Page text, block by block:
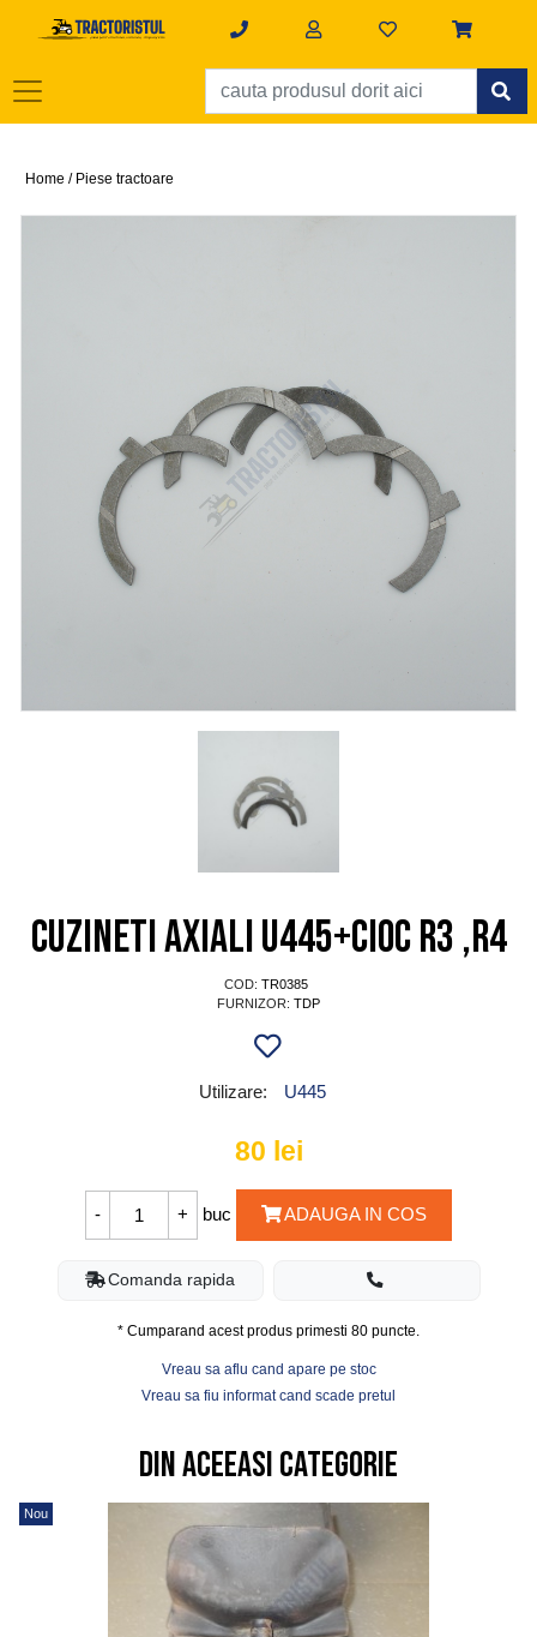
Home / Piese tractoare
Cuzineti axiali U445+cioc R3 ,R4
COD: TR0385
FURNIZOR: TDP
Utilizare: U445
80 lei
buc ADAUGA IN COS
Comanda rapida
* Cumparand acest produs primesti 80 puncte.
Vreau sa aflu cand apare pe stoc
Vreau sa fiu informat cand scade pretul
Din aceeasi categorie
Nou